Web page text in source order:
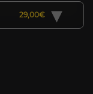
29,00€ ▾